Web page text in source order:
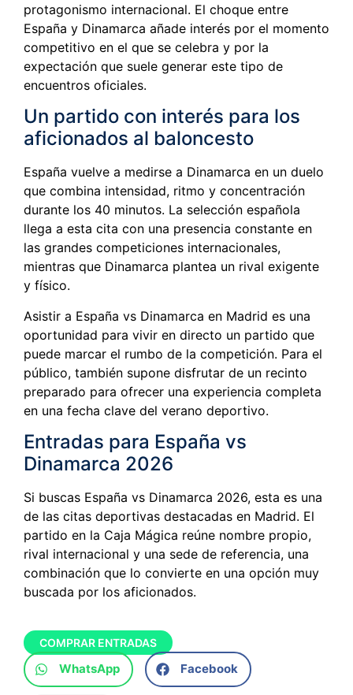
protagonismo internacional. El choque entre
España y Dinamarca añade interés por el momento
competitivo en el que se celebra y por la
expectación que suele generar este tipo de
encuentros oficiales.
Un partido con interés para los
aficionados al baloncesto
España vuelve a medirse a Dinamarca en un duelo
que combina intensidad, ritmo y concentración
durante los 40 minutos. La selección española
llega a esta cita con una presencia constante en
las grandes competiciones internacionales,
mientras que Dinamarca plantea un rival exigente
y físico.
Asistir a España vs Dinamarca en Madrid es una
oportunidad para vivir en directo un partido que
puede marcar el rumbo de la competición. Para el
público, también supone disfrutar de un recinto
preparado para ofrecer una experiencia completa
en una fecha clave del verano deportivo.
Entradas para España vs
Dinamarca 2026
Si buscas España vs Dinamarca 2026, esta es una
de las citas deportivas destacadas en Madrid. El
partido en la Caja Mágica reúne nombre propio,
rival internacional y una sede de referencia, una
combinación que lo convierte en una opción muy
buscada por los aficionados.
COMPRAR ENTRADAS
WhatsApp Facebook